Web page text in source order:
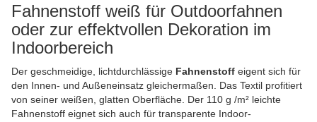
Fahnenstoff weiß für Outdoorfahnen
oder zur effektvollen Dekoration im
Indoorbereich
Der geschmeidige, lichtdurchlässige Fahnenstoff eigent sich für
den Innen- und Außeneinsatz gleichermaßen. Das Textil profitiert
von seiner weißen, glatten Oberfläche. Der 110 g /m² leichte
Fahnenstoff eignet sich auch für transparente Indoor-